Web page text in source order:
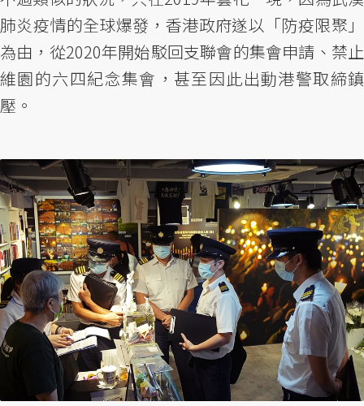
肺炎疫情的全球爆發，香港政府遂以「防疫限聚」
為由，從2020年開始駁回支聯會的集會申請、禁止
維園的六四紀念集會，甚至因此出動港警取締鎮
壓。